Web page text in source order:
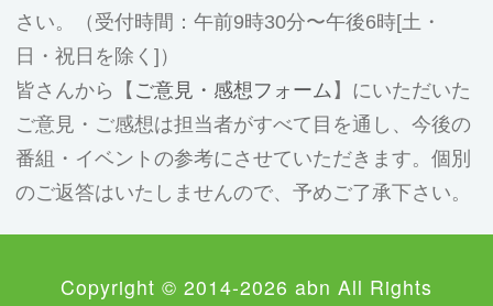
さい。（受付時間：午前9時30分〜午後6時[土・
日・祝日を除く]）
皆さんから【 ご意見・感想フォーム 】にいただいた
ご意見・ご感想は担当者がすべて目を通し、今後の
番組・イベントの参考にさせていただきます。個別
のご返答はいたしませんので、予めご了承下さい。
Copyright © 2014-2026 abn All Rights